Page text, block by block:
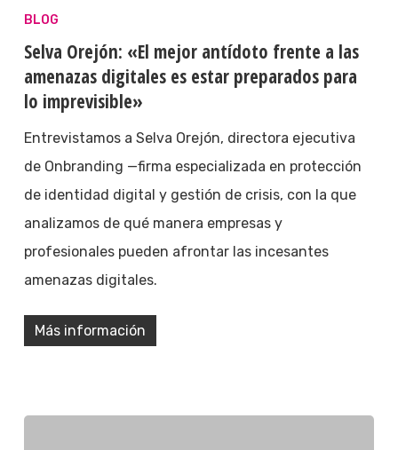
BLOG
Selva Orejón: «El mejor antídoto frente a las
amenazas digitales es estar preparados para
lo imprevisible»
Entrevistamos a Selva Orejón, directora ejecutiva
de Onbranding —firma especializada en protección
de identidad digital y gestión de crisis, con la que
analizamos de qué manera empresas y
profesionales pueden afrontar las incesantes
amenazas digitales.
Más información